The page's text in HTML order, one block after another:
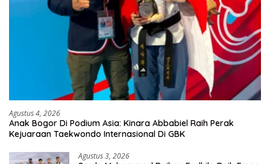
Agustus 4, 2026
Anak Bogor Di Podium Asia: Kinara Abbabiel Raih Perak
Kejuaraan Taekwondo Internasional Di GBK
Agustus 3, 2026